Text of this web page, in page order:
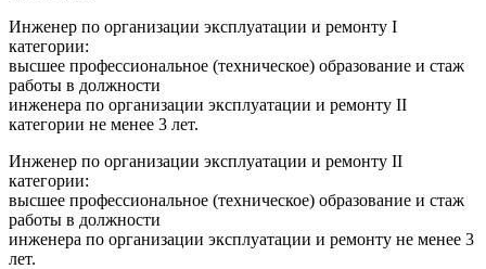
Инженер по организации эксплуатации и ремонту I
категории:
высшее профессиональное (техническое) образование и стаж
работы в должности
инженера по организации эксплуатации и ремонту II
категории не менее 3 лет.
Инженер по организации эксплуатации и ремонту II
категории:
высшее профессиональное (техническое) образование и стаж
работы в должности
инженера по организации эксплуатации и ремонту не менее 3
лет.